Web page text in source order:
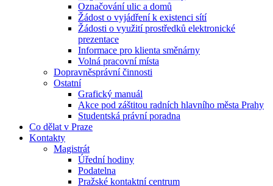
Označování ulic a domů
Žádost o vyjádření k existenci sítí
Žádosti o využití prostředků elektronické
prezentace
Informace pro klienta směnárny
Volná pracovní místa
Dopravněsprávní činnosti
Ostatní
Grafický manuál
Akce pod záštitou radních hlavního města Prahy
Studentská právní poradna
Co dělat v Praze
Kontakty
Magistrát
Úřední hodiny
Podatelna
Pražské kontaktní centrum